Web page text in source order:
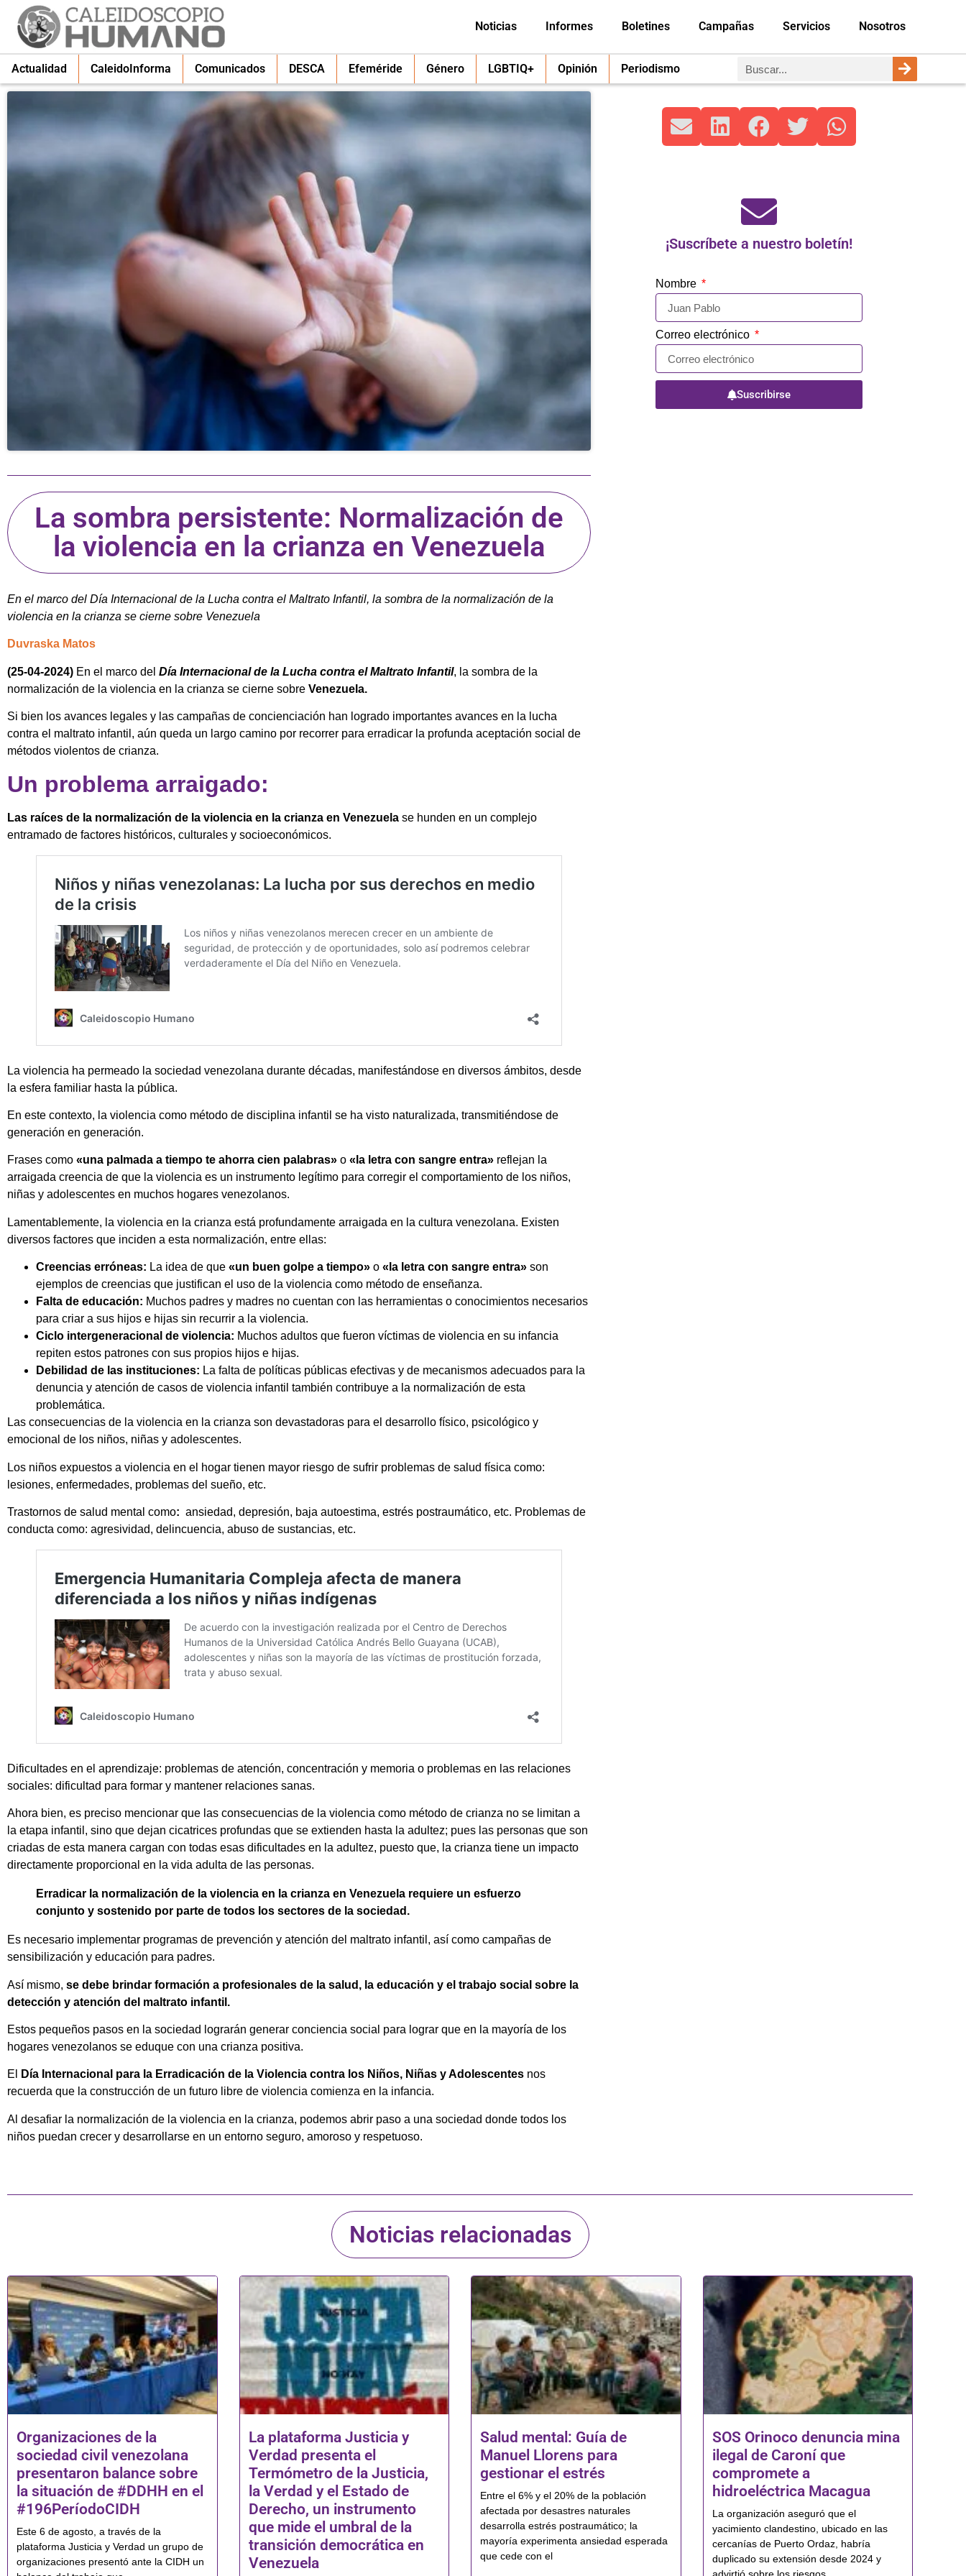
Noticias Informes Boletines Campañas Servicios Nosotros
Actualidad CaleidoInforma Comunicados DESCA Efeméride Género LGBTIQ+ Opinión Periodismo
La sombra persistente: Normalización de
la violencia en la crianza en Venezuela
En el marco del Día Internacional de la Lucha contra el Maltrato Infantil, la sombra de la normalización de la
violencia en la crianza se cierne sobre Venezuela
Duvraska Matos
(25-04-2024) En el marco del Día Internacional de la Lucha contra el Maltrato Infantil, la sombra de la
normalización de la violencia en la crianza se cierne sobre Venezuela.
Si bien los avances legales y las campañas de concienciación han logrado importantes avances en la lucha
contra el maltrato infantil, aún queda un largo camino por recorrer para erradicar la profunda aceptación social de
métodos violentos de crianza.
Un problema arraigado:
Las raíces de la normalización de la violencia en la crianza en Venezuela se hunden en un complejo
entramado de factores históricos, culturales y socioeconómicos.
La violencia ha permeado la sociedad venezolana durante décadas, manifestándose en diversos ámbitos, desde
la esfera familiar hasta la pública.
En este contexto, la violencia como método de disciplina infantil se ha visto naturalizada, transmitiéndose de
generación en generación.
Frases como «una palmada a tiempo te ahorra cien palabras» o «la letra con sangre entra» reflejan la
arraigada creencia de que la violencia es un instrumento legítimo para corregir el comportamiento de los niños,
niñas y adolescentes en muchos hogares venezolanos.
Lamentablemente, la violencia en la crianza está profundamente arraigada en la cultura venezolana. Existen
diversos factores que inciden a esta normalización, entre ellas:
Creencias erróneas: La idea de que «un buen golpe a tiempo» o «la letra con sangre entra» son
ejemplos de creencias que justifican el uso de la violencia como método de enseñanza.
Falta de educación: Muchos padres y madres no cuentan con las herramientas o conocimientos necesarios
para criar a sus hijos e hijas sin recurrir a la violencia.
Ciclo intergeneracional de violencia: Muchos adultos que fueron víctimas de violencia en su infancia
repiten estos patrones con sus propios hijos e hijas.
Debilidad de las instituciones: La falta de políticas públicas efectivas y de mecanismos adecuados para la
denuncia y atención de casos de violencia infantil también contribuye a la normalización de esta
problemática.
Las consecuencias de la violencia en la crianza son devastadoras para el desarrollo físico, psicológico y
emocional de los niños, niñas y adolescentes.
Los niños expuestos a violencia en el hogar tienen mayor riesgo de sufrir problemas de salud física como:
lesiones, enfermedades, problemas del sueño, etc.
Trastornos de salud mental como: ansiedad, depresión, baja autoestima, estrés postraumático, etc. Problemas de
conducta como: agresividad, delincuencia, abuso de sustancias, etc.
Dificultades en el aprendizaje: problemas de atención, concentración y memoria o problemas en las relaciones
sociales: dificultad para formar y mantener relaciones sanas.
Ahora bien, es preciso mencionar que las consecuencias de la violencia como método de crianza no se limitan a
la etapa infantil, sino que dejan cicatrices profundas que se extienden hasta la adultez; pues las personas que son
criadas de esta manera cargan con todas esas dificultades en la adultez, puesto que, la crianza tiene un impacto
directamente proporcional en la vida adulta de las personas.
Erradicar la normalización de la violencia en la crianza en Venezuela requiere un esfuerzo
conjunto y sostenido por parte de todos los sectores de la sociedad.
Es necesario implementar programas de prevención y atención del maltrato infantil, así como campañas de
sensibilización y educación para padres.
Así mismo, se debe brindar formación a profesionales de la salud, la educación y el trabajo social sobre la
detección y atención del maltrato infantil.
Estos pequeños pasos en la sociedad lograrán generar conciencia social para lograr que en la mayoría de los
hogares venezolanos se eduque con una crianza positiva.
El Día Internacional para la Erradicación de la Violencia contra los Niños, Niñas y Adolescentes nos
recuerda que la construcción de un futuro libre de violencia comienza en la infancia.
Al desafiar la normalización de la violencia en la crianza, podemos abrir paso a una sociedad donde todos los
niños puedan crecer y desarrollarse en un entorno seguro, amoroso y respetuoso.
¡Suscríbete a nuestro boletín!
Nombre
Correo electrónico
Suscribirse
Noticias relacionadas
Organizaciones de la
sociedad civil venezolana
presentaron balance sobre
la situación de #DDHH en el
#196PeríodoCIDH
Este 6 de agosto, a través de la
plataforma Justicia y Verdad un grupo de
organizaciones presentó ante la CIDH un
La plataforma Justicia y
Verdad presenta el
Termómetro de la Justicia,
la Verdad y el Estado de
Derecho, un instrumento
que mide el umbral de la
transición democrática en
Venezuela
Salud mental: Guía de
Manuel Llorens para
gestionar el estrés
Entre el 6% y el 20% de la población
afectada por desastres naturales
desarrolla estrés postraumático; la
mayoría experimenta ansiedad esperada
que cede con el
SOS Orinoco denuncia mina
ilegal de Caroní que
compromete a
hidroeléctrica Macagua
La organización aseguró que el
yacimiento clandestino, ubicado en las
cercanías de Puerto Ordaz, habría
duplicado su extensión desde 2024 y